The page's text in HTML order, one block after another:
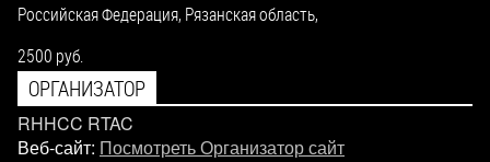
Российская Федерация, Рязанская область,
2500 руб.
ОРГАНИЗАТОР
RHHCC RTAC
Веб-сайт: Посмотреть Организатор сайт